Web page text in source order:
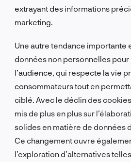
extrayant des informations
marketing.
Une autre tendance importante
données non personnelles
l’audience, qui respecte la vie
consommateurs tout en
ciblé. Avec le déclin des
mis de plus en plus sur
solides en matière de données
Ce changement ouvre
l’exploration d’alternatives